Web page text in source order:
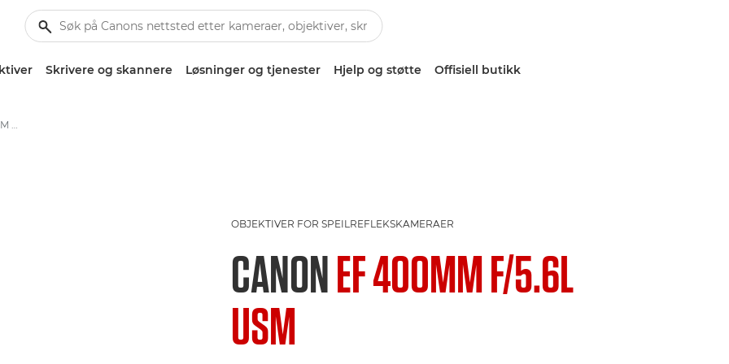
Skrivere og skannere Løsninger og tjenester Hjelp og støtte Offisiell butikk
Canon EF 400mm f/5.6L USM - Lenses - Camera & Photo lenses
OBJEKTIVER FOR SPEILREFLEKSKAMERAER
CANONEF 400MM F/5.6L
USM